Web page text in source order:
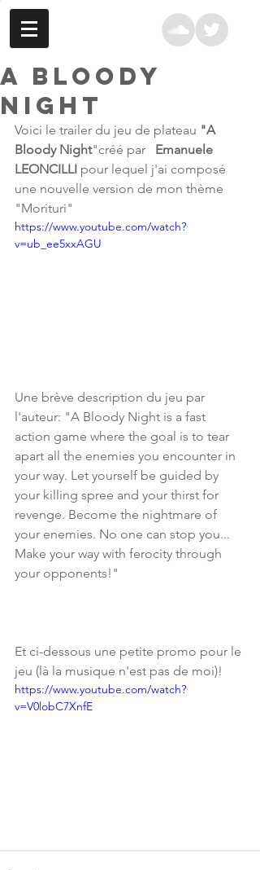
A Bloody
Night
Voici le trailer du jeu de plateau "A
Bloody Night"créé par
Emanuele
LEONCILLI pour lequel j'ai composé
une nouvelle version de mon thème
"Morituri"
https://www.youtube.com/watch?
v=ub_ee5xxAGU
Une brève description du jeu par
l'auteur: "A Bloody Night is a fast
action game where the goal is to tear
apart all the enemies you encounter in
your way. Let yourself be guided by
your killing spree and your thirst for
revenge. Become the nightmare of
your enemies. No one can stop you...
Make your way with ferocity through
your opponents!"
Et ci-dessous une petite promo pour le
jeu (là la musique n'est pas de moi)!
https://www.youtube.com/watch?
v=V0lobC7XnfE